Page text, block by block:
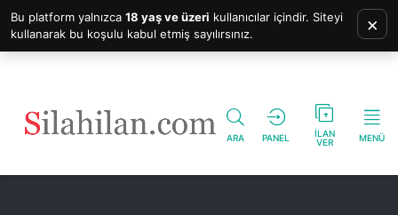
ARA PANEL
İLAN
VER
MENÜ
Bu platform yalnızca 18 yaş ve üzeri kullanıcılar içindir. Siteyi
kullanarak bu koşulu kabul etmiş sayılırsınız.
×